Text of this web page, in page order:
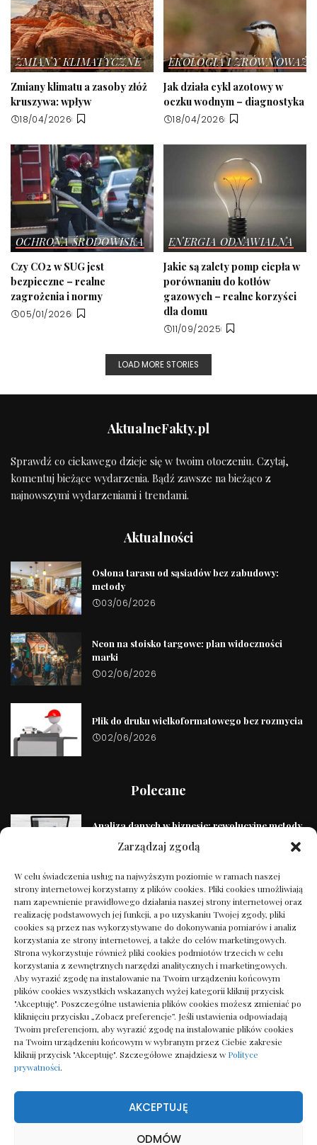
Zarządzaj zgodą
W celu świadczenia usług na najwyższym poziomie w ramach naszej
strony internetowej korzystamy z plików cookies. Pliki cookies umożliwiają
nam zapewnienie prawidłowego działania naszej strony internetowej oraz
realizację podstawowych jej funkcji, a po uzyskaniu Twojej zgody, pliki
cookies są przez nas wykorzystywane do dokonywania pomiarów i analiz
korzystania ze strony internetowej, a także do celów marketingowych.
Strona wykorzystuje również pliki cookies podmiotów trzecich w celu
korzystania z zewnętrznych narzędzi analitycznych i marketingowych.
Aby wyrazić zgodę na instalowanie na Twoim urządzeniu końcowym
plików cookies wszystkich wskazanych wyżej kategorii kliknij przycisk
"Akceptuję". Poszczególne ustawienia plików cookies możesz zmieniać po
kliknięciu przycisku „Zobacz preferencje”. Jeśli ustawienia odpowiadają
Twoim preferencjom, aby wyrazić zgodę na instalowanie plików cookies
na Twoim urządzeniu końcowym w wybranym przez Ciebie zakresie
kliknij przycisk "Akceptuję". Szczegółowe znajdziesz w Polityce
prywatności.
AKCEPTUJĘ
ODMÓW
ZMIANY KLIMATYCZNE
Zmiany klimatu a zasoby złóż
kruszywa: wpływ
18/04/2026
EKOLOGIA I
Jak działa cykl azotowy w
oczku wodnym – diagnostyka
18/04/2026
OCHRONA ŚRODOWISKA
Czy CO2 w SUG jest
bezpieczne – realne
zagrożenia i normy
05/01/2026
ENERGIA ODNAWIALNA
Jakie są zalety pomp ciepła w
porównaniu do kotłów
gazowych – realne korzyści
dla domu
11/09/2025
LOAD MORE STORIES
AktualneFakty.pl
Sprawdź co ciekawego dzieje się w twoim otoczeniu. Czytaj,
komentuj bieżące wydarzenia. Bądź zawsze na bieżąco z
najnowszymi wydarzeniami i trendami.
Aktualności
Osłona tarasu od sąsiadów bez zabudowy:
metody
03/06/2026
Neon na stoisko targowe: plan widoczności
marki
02/06/2026
Plik do druku wielkoformatowego bez rozmycia
02/06/2026
Polecane
Analiza danych w biznesie: rewolucyjne metody
17/10/2024
Sekrety Podcastingu: Twój Pierwszy Krok do
Sławy
04/10/2024
Ślubne upięcia dla włosów średniej długości: 15
inspirujących fryzur
24/12/2024
Niskokaloryczne obiady dla zapracowanych –
proste i szybkie rozwiązania!